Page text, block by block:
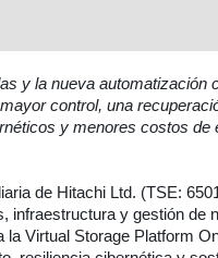
y la nueva automatización
control, una
y menores costos de
de Hitachi Ltd. (TSE:
infraestructura y gestión de
la Virtual Storage Platform